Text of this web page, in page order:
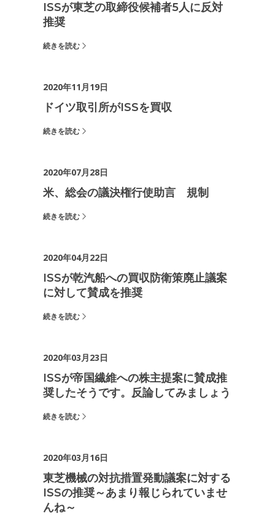
ISSが東芝の取締役候補者5人に反対
推奨
続きを読む
2020年11月19日
ドイツ取引所がISSを買収
続きを読む
2020年07月28日
米、総会の議決権行使助言 規制
続きを読む
2020年04月22日
ISSが乾汽船への買収防衛策廃止議案
に対して賛成を推奨
続きを読む
2020年03月23日
ISSが帝国繊維への株主提案に賛成推
奨したそうです。反論してみましょう
続きを読む
2020年03月16日
東芝機械の対抗措置発動議案に対する
ISSの推奨～あまり報じられていませ
んね～